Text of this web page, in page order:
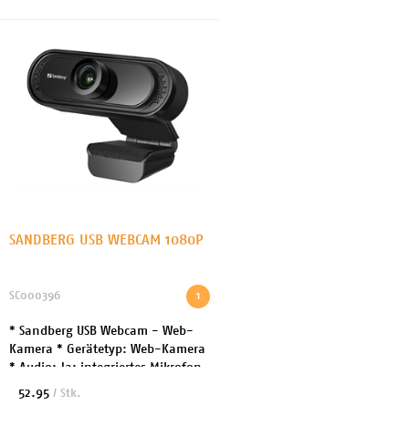
SANDBERG USB WEBCAM 1080P
1
SC000396
* Sandberg USB Webcam - Web-
Kamera * Gerätetyp: Web-Kamera
* Audio: Ja: integriertes Mikrofon
* Anschlusstechnik:
52.95 / Stk.